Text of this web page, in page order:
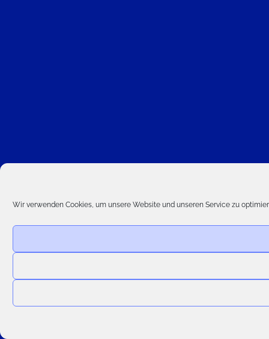
Wir verwenden Cookies, um unsere Website und unseren Service zu